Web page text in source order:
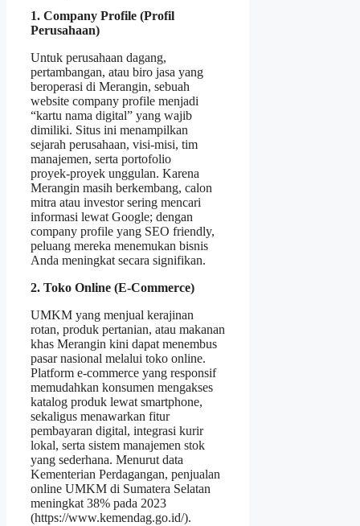
1. Company Profile (Profil
Perusahaan)
Untuk perusahaan dagang,
pertambangan, atau biro jasa yang
beroperasi di Merangin, sebuah
website company profile menjadi
“kartu nama digital” yang wajib
dimiliki. Situs ini menampilkan
sejarah perusahaan, visi‑misi, tim
manajemen, serta portofolio
proyek‑proyek unggulan. Karena
Merangin masih berkembang, calon
mitra atau investor sering mencari
informasi lewat Google; dengan
company profile yang SEO friendly,
peluang mereka menemukan bisnis
Anda meningkat secara signifikan.
2. Toko Online (E‑Commerce)
UMKM yang menjual kerajinan
rotan, produk pertanian, atau makanan
khas Merangin kini dapat menembus
pasar nasional melalui toko online.
Platform e‑commerce yang responsif
memudahkan konsumen mengakses
katalog produk lewat smartphone,
sekaligus menawarkan fitur
pembayaran digital, integrasi kurir
lokal, serta sistem manajemen stok
yang sederhana. Menurut data
Kementerian Perdagangan, penjualan
online UMKM di Sumatera Selatan
meningkat 38% pada 2023
(https://www.kemendag.go.id/).